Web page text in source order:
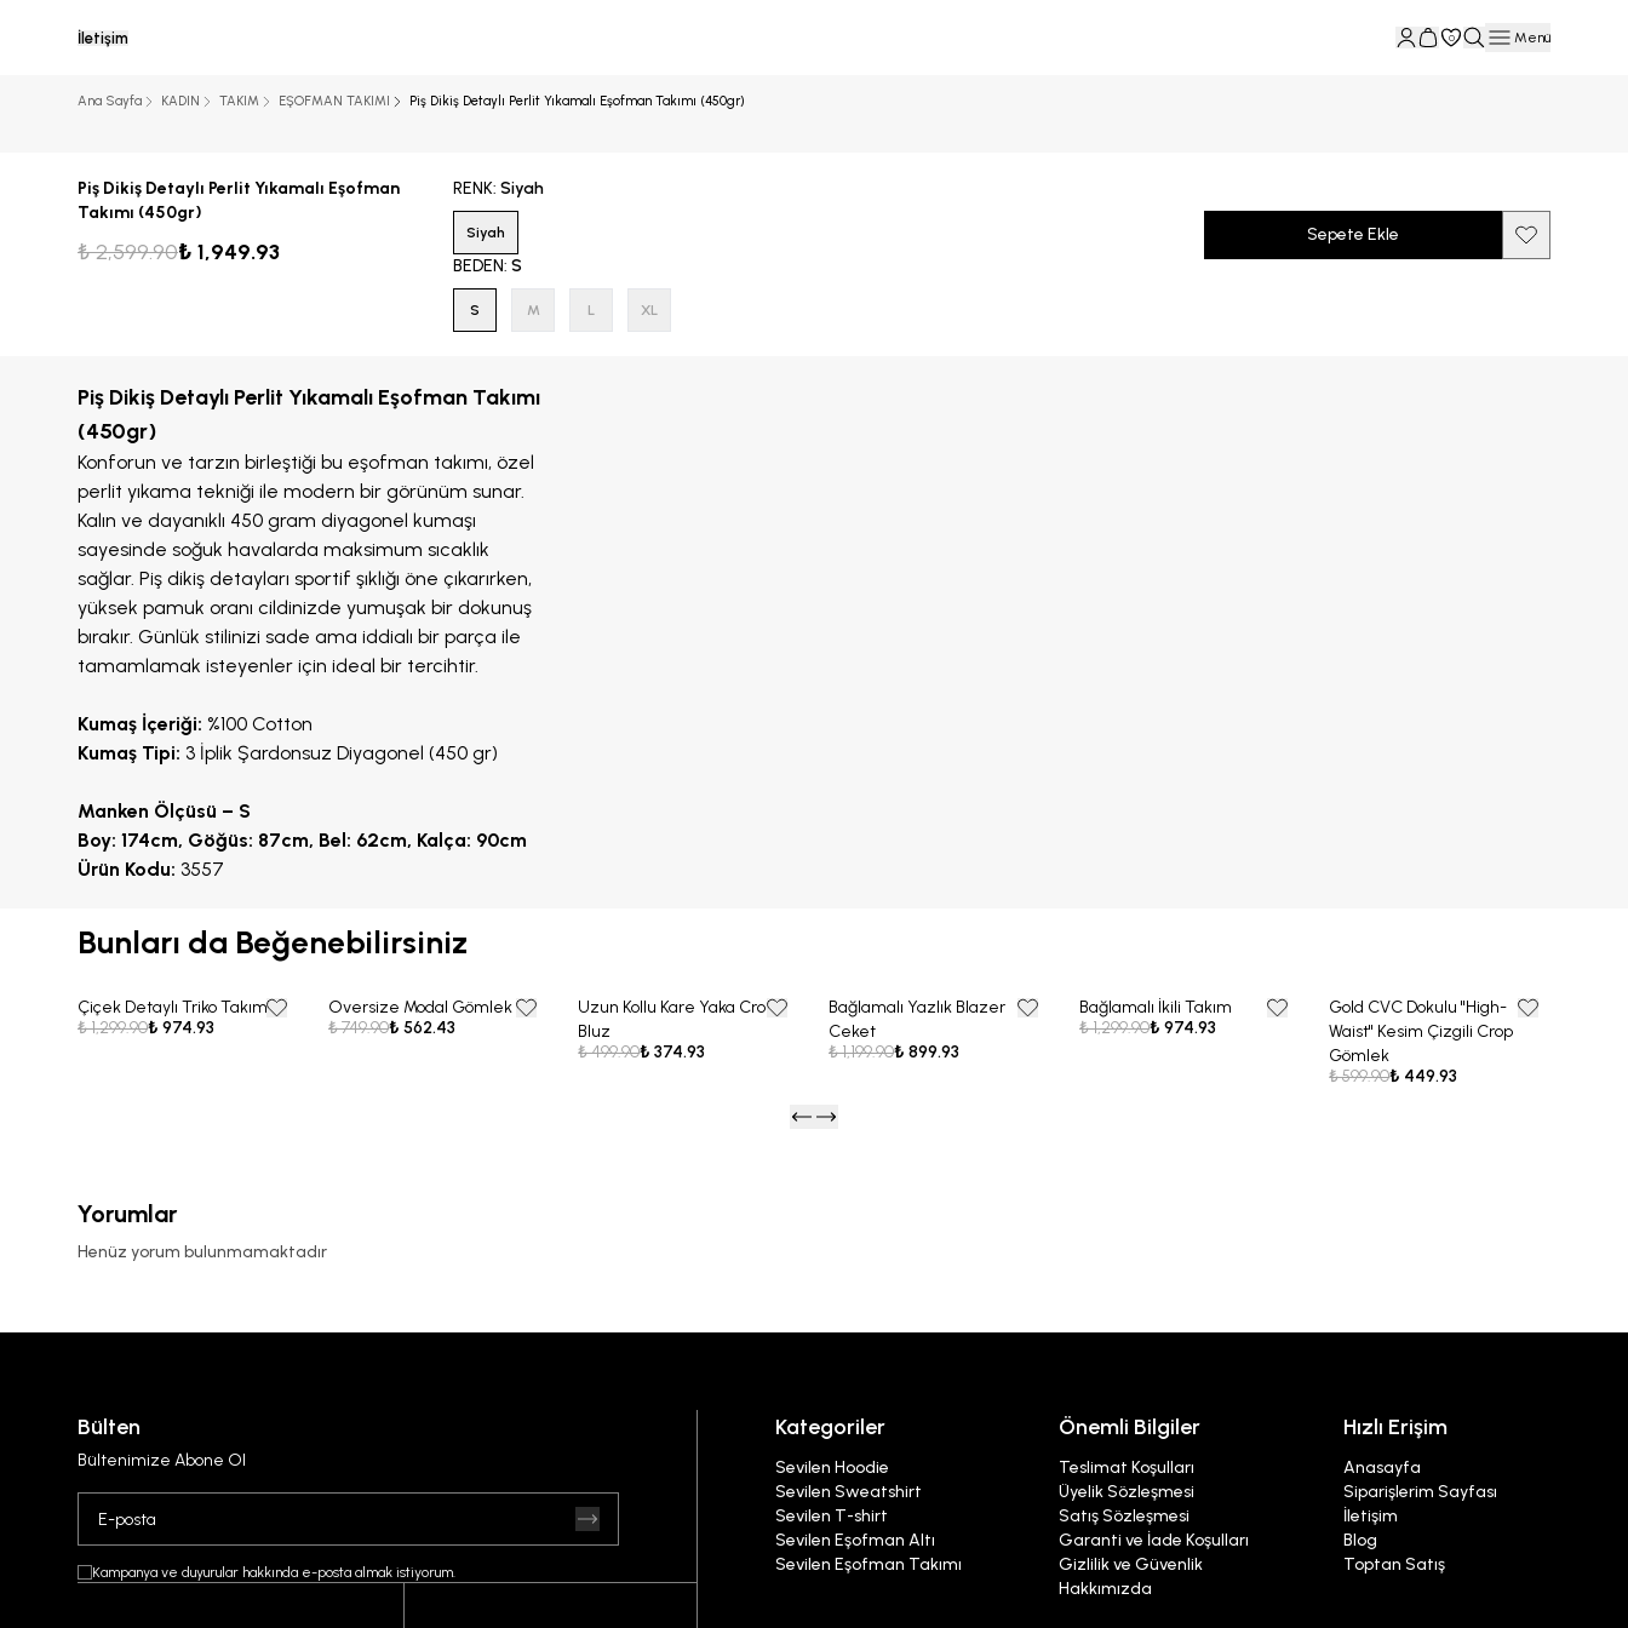
İletişim 0 Menü
Ana Sayfa KADIN TAKIM EŞOFMAN TAKIMI Piş Dikiş Detaylı Perlit Yıkamalı Eşofman Takımı (450gr)
Piş Dikiş Detaylı Perlit Yıkamalı Eşofman
Takımı (450gr)
₺ 2,599.90₺ 1,949.93
RENK: Siyah
Siyah
BEDEN: S
S M L XL
Sepete Ekle
Piş Dikiş Detaylı Perlit Yıkamalı Eşofman Takımı
(450gr)
Konforun ve tarzın birleştiği bu eşofman takımı, özel
perlit yıkama tekniği ile modern bir görünüm sunar.
Kalın ve dayanıklı 450 gram diyagonel kumaşı
sayesinde soğuk havalarda maksimum sıcaklık
sağlar. Piş dikiş detayları sportif şıklığı öne çıkarırken,
yüksek pamuk oranı cildinizde yumuşak bir dokunuş
bırakır. Günlük stilinizi sade ama iddialı bir parça ile
tamamlamak isteyenler için ideal bir tercihtir.
Kumaş İçeriği: %100 Cotton
Kumaş Tipi: 3 İplik Şardonsuz Diyagonel (450 gr)
Manken Ölçüsü – S
Boy: 174cm, Göğüs: 87cm, Bel: 62cm, Kalça: 90cm
Ürün Kodu: 3557
Bunları da Beğenebilirsiniz
25% OFF
Çiçek Detaylı Triko Takım
₺ 1,299.90₺ 974.93
25% OFF
Oversize Modal Gömlek
₺ 749.90₺ 562.43
25% OFF
Uzun Kollu Kare Yaka Crop
Bluz
₺ 499.90₺ 374.93
25% OFF
Bağlamalı Yazlık Blazer
Ceket
₺ 1,199.90₺ 899.93
25% OFF
Bağlamalı İkili Takım
₺ 1,299.90₺ 974.93
25% OFF
Gold CVC Dokulu "High-
Waist" Kesim Çizgili Crop
Gömlek
₺ 599.90₺ 449.93
Yorumlar
Henüz yorum bulunmamaktadır
Bülten
Bültenimize Abone Ol
Kampanya ve duyurular hakkında e-posta almak istiyorum.
Kategoriler
Sevilen Hoodie
Sevilen Sweatshirt
Sevilen T-shirt
Sevilen Eşofman Altı
Sevilen Eşofman Takımı
Önemli Bilgiler
Teslimat Koşulları
Üyelik Sözleşmesi
Satış Sözleşmesi
Garanti ve İade Koşulları
Gizlilik ve Güvenlik
Hakkımızda
Hızlı Erişim
Anasayfa
Siparişlerim Sayfası
İletişim
Blog
Toptan Satış